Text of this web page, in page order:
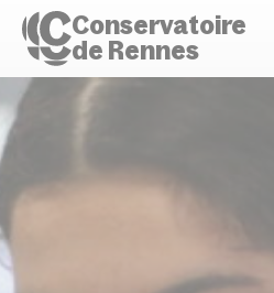
Conservatoire
de Rennes
Enseignements